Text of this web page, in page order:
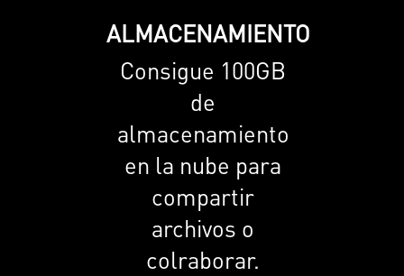
ALMACENAMIENTO
Consigue 100GB
de
almacenamiento
en la nube para
compartir
archivos o
colraborar.